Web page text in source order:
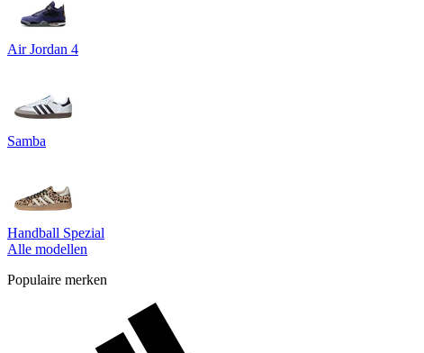
Air Jordan 4
Samba
Handball Spezial
Alle modellen
Populaire merken